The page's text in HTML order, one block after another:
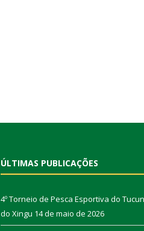
ÚLTIMAS PUBLICAÇÕES
4º Torneio de Pesca Esportiva do
do Xingu 14 de maio de 2026